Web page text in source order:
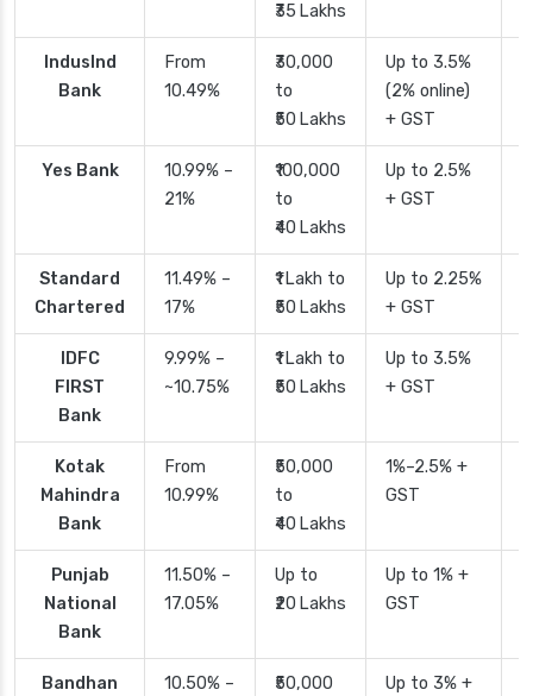
₹35 Lakhs
IndusInd
Bank
From
10.49%
₹30,000
to
₹50 Lakhs
Up to 3.5%
(2% online)
+ GST
Yes Bank
10.99% –
21%
₹100,000
to
₹40 Lakhs
Up to 2.5%
+ GST
Standard
Chartered
11.49% –
17%
₹1 Lakh to
₹50 Lakhs
Up to 2.25%
+ GST
IDFC
FIRST
Bank
9.99% –
~10.75%
₹1 Lakh to
₹50 Lakhs
Up to 3.5%
+ GST
Kotak
Mahindra
Bank
From
10.99%
₹50,000
to
₹40 Lakhs
1%–2.5% +
GST
Punjab
National
Bank
11.50% –
17.05%
Up to
₹20 Lakhs
Up to 1% +
GST
Bandhan
10.50% –
₹50,000
Up to 3% +